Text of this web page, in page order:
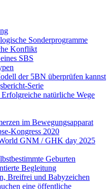
Sonderprogramme
Konflikt
SBS
der 5BN überprüfen kannst
Serie
natürliche Wege
im Bewegungsapparat
Kongress 2020
GNM / GHK day 2025
Geburten
Begleitung
Breifrei und Babyzeichen
eine öffentliche